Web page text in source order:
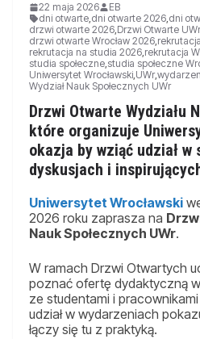
22 maja 2026
EB
dni otwarte,dni otwarte 2026,dni
drzwi otwarte 2026,Drzwi Otwarte UWr
drzwi otwarte Wrocław 2026,
rekrutacja na studia 2026,rekrutacja
studia społeczne,studia społeczne
Uniwersytet Wrocławski,UWr,
Wydział Nauk Społecznych UWr
Drzwi Otwarte Wydziału
które organizuje
okazja by wziąć udział w
dyskusjach i
Uniwersytet Wrocławski
2026 roku zaprasza na
Nauk Społecznych UWr.
W ramach Drzwi Otwartych
poznać ofertę dydaktyczną
ze studentami i
udział w wydarzeniach
łączy się tu z praktyką.